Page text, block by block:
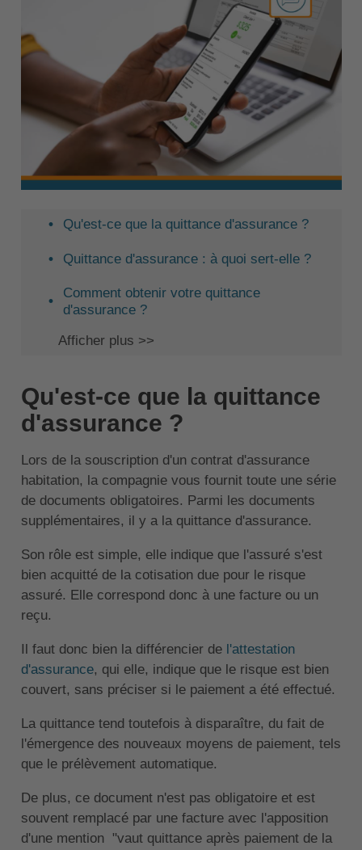
Qu'est-ce que la quittance d'assurance ?
Quittance d'assurance : à quoi sert-elle ?
Comment obtenir votre quittance
d'assurance ?
Afficher plus >>
Qu'est-ce que la quittance
d'assurance ?
Lors de la souscription d'un contrat d'assurance
habitation, la compagnie vous fournit toute une série
de documents obligatoires. Parmi les documents
supplémentaires, il y a la quittance d'assurance.
Son rôle est simple, elle indique que l'assuré s'est
bien acquitté de la cotisation due pour le risque
assuré. Elle correspond donc à une facture ou un
reçu.
Il faut donc bien la différencier de l'attestation
d'assurance, qui elle, indique que le risque est bien
couvert, sans préciser si le paiement a été effectué.
La quittance tend toutefois à disparaître, du fait de
l'émergence des nouveaux moyens de paiement, tels
que le prélèvement automatique.
De plus, ce document n'est pas obligatoire et est
souvent remplacé par une facture avec l'apposition
d'une mention "vaut quittance après paiement de la